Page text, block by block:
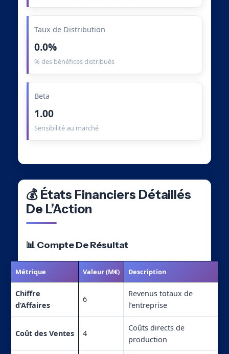
Taux de Distribution
0.0%
% des bénéfices distribués
Beta
1.00
Sensibilité au marché
💰 États Financiers Détaillés
De L’Action
📊 Compte De Résultat
Métrique Valeur (M€) Description
Chiffre
d’Affaires
6
Revenus totaux de
l’entreprise
Coût des Ventes 4
Coûts directs de
production